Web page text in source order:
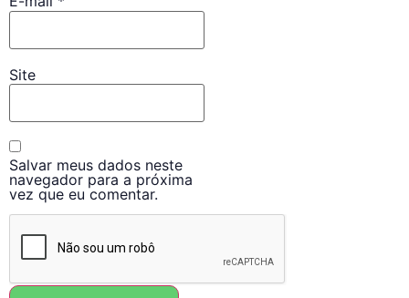
Site
Salvar meus dados neste
navegador para a próxima
vez que eu comentar.